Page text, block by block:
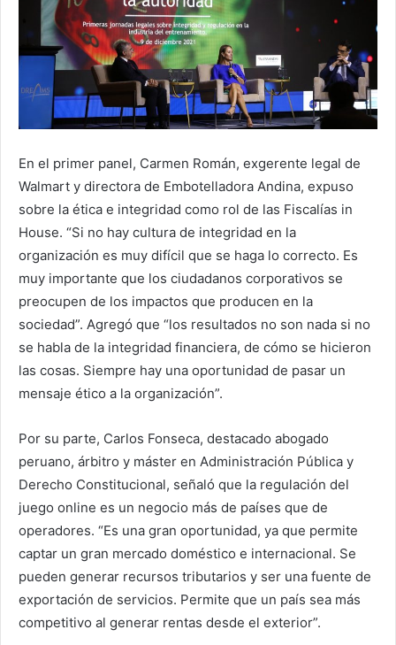
En el primer panel, Carmen Román, exgerente legal de
Walmart y directora de Embotelladora Andina, expuso
sobre la ética e integridad como rol de las Fiscalías in
House. “Si no hay cultura de integridad en la
organización es muy difícil que se haga lo correcto. Es
muy importante que los ciudadanos corporativos se
preocupen de los impactos que producen en la
sociedad”. Agregó que “los resultados no son nada si no
se habla de la integridad financiera, de cómo se hicieron
las cosas. Siempre hay una oportunidad de pasar un
mensaje ético a la organización”.
Por su parte, Carlos Fonseca, destacado abogado
peruano, árbitro y máster en Administración Pública y
Derecho Constitucional, señaló que la regulación del
juego online es un negocio más de países que de
operadores. “Es una gran oportunidad, ya que permite
captar un gran mercado doméstico e internacional. Se
pueden generar recursos tributarios y ser una fuente de
exportación de servicios. Permite que un país sea más
competitivo al generar rentas desde el exterior”.